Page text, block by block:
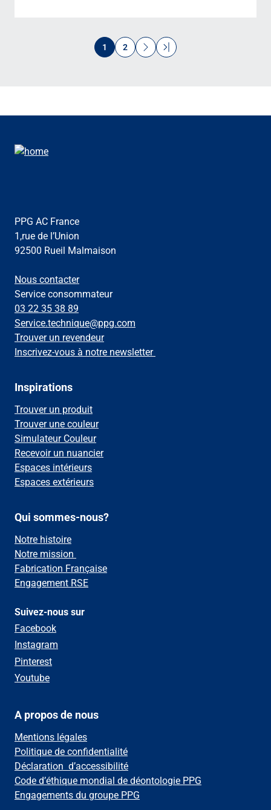
1 2
Next
page
Last
page
PPG AC France
1,rue de l’Union
92500 Rueil Malmaison
Nous contacter
Service consommateur
03 22 35 38 89
Service.technique@ppg.com
Trouver un revendeur
Inscrivez-vous à notre newsletter
Inspirations
Trouver un produit
Trouver une couleur
Simulateur Couleur
Recevoir un nuancier
Espaces intérieurs
Espaces extérieurs
Qui sommes-nous?
Notre histoire
Notre mission
Fabrication Française
Engagement RSE
Suivez-nous sur
Facebook
Instagram
Pinterest
Youtube
A propos de nous
Mentions légales
Politique de confidentialité
Déclaration d’accessibilité
Code d’éthique mondial de déontologie PPG
Engagements du groupe PPG